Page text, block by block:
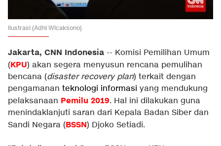
Ilustrasi (Adhi Wicaksono)
Jakarta, CNN Indonesia -- Komisi Pemilihan Umum
(KPU) akan segera menyusun rencana pemulihan
bencana (disaster recovery plan) terkait dengan
pengamanan teknologi informasi yang mendukung
pelaksanaan Pemilu 2019. Hal ini dilakukan guna
menindaklanjuti saran dari Kepala Badan Siber dan
Sandi Negara (BSSN) Djoko Setiadi.